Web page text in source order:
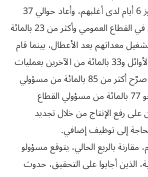
الربع، لكنها لم تتجاوز 6 أيام لدى أغلبهم، وأعاد حوالي 37
بالمائة من المعنيين في القطاع العمومي وأكثر من 23 بالمائة
معداتهم بعد الأعطال، بينما قام
نحو 38 بالمائة من الأوائل و33 بالمائة من الآخرين بعمليات
تجديد وتوسيع، كما صرّح أكثر من 85 بالمائة من مسؤولي
القطاع العمومي ونحو 77 بالمائة من مسؤولي القطاع
على رفع الإنتاج من خلال تجديد
إلى توظيف إضافي.
مقارنة بالربع الحالي، يتوقع مسؤولو
الذين أجابوا على التحقيق، حدوث